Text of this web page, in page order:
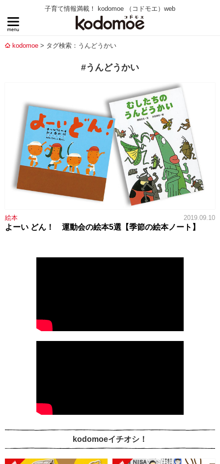
子育て情報満載！ kodomoe （コドモエ）web
kodomoe タグ検索：うんどうかい
#うんどうかい
絵本 2019.09.10
よーい どん！ 運動会の絵本5選【季節の絵本ノート】
kodomoeイチオシ！